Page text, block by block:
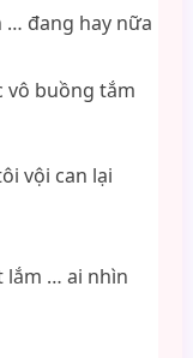
… đang hay nữa
vô buồng tắm
vội can lại
lắm … ai nhìn